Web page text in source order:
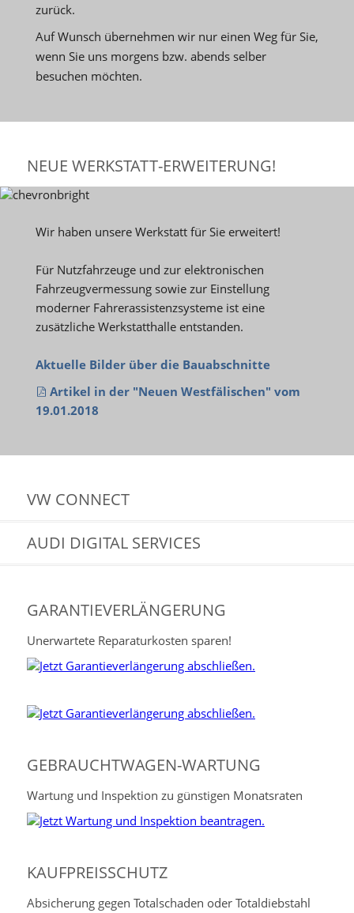
zurück.
Auf Wunsch übernehmen wir nur einen Weg für Sie,
wenn Sie uns morgens bzw. abends selber
besuchen möchten.
NEUE WERKSTATT-ERWEITERUNG!
Wir haben unsere Werkstatt für Sie erweitert!
Für Nutzfahrzeuge und zur elektronischen
Fahrzeugvermessung sowie zur Einstellung
moderner Fahrerassistenzsysteme ist eine
zusätzliche Werkstatthalle entstanden.
Aktuelle Bilder über die Bauabschnitte
Artikel in der "Neuen Westfälischen" vom
19.01.2018
VW CONNECT
AUDI DIGITAL SERVICES
GARANTIEVERLÄNGERUNG
Unerwartete Reparaturkosten sparen!
GEBRAUCHTWAGEN-WARTUNG
Wartung und Inspektion zu günstigen Monatsraten
KAUFPREISSCHUTZ
Absicherung gegen Totalschaden oder Totaldiebstahl